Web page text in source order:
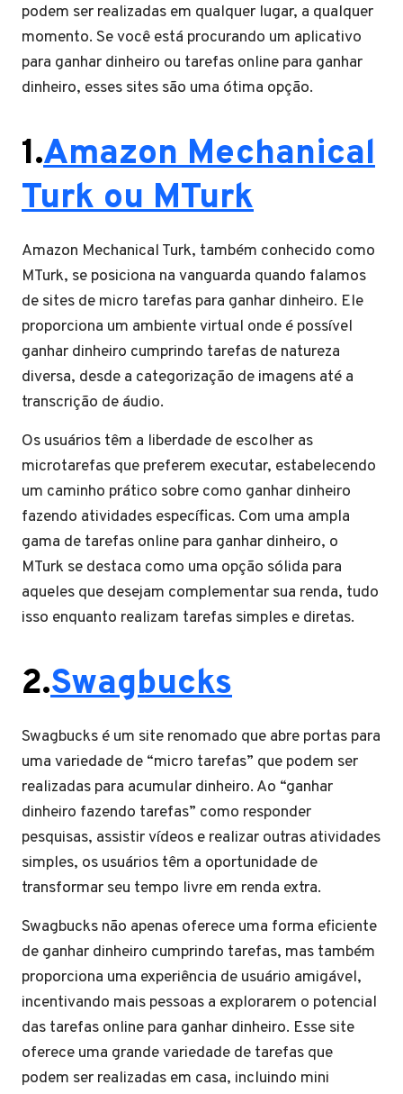
podem ser realizadas em qualquer lugar, a qualquer
momento. Se você está procurando um aplicativo
para ganhar dinheiro ou tarefas online para ganhar
dinheiro, esses sites são uma ótima opção.
1.Amazon Mechanical
Turk ou MTurk
Amazon Mechanical Turk, também conhecido como
MTurk, se posiciona na vanguarda quando falamos
de sites de micro tarefas para ganhar dinheiro. Ele
proporciona um ambiente virtual onde é possível
ganhar dinheiro cumprindo tarefas de natureza
diversa, desde a categorização de imagens até a
transcrição de áudio.
Os usuários têm a liberdade de escolher as
microtarefas que preferem executar, estabelecendo
um caminho prático sobre como ganhar dinheiro
fazendo atividades específicas. Com uma ampla
gama de tarefas online para ganhar dinheiro, o
MTurk se destaca como uma opção sólida para
aqueles que desejam complementar sua renda, tudo
isso enquanto realizam tarefas simples e diretas.
2.Swagbucks
Swagbucks é um site renomado que abre portas para
uma variedade de “micro tarefas” que podem ser
realizadas para acumular dinheiro. Ao “ganhar
dinheiro fazendo tarefas” como responder
pesquisas, assistir vídeos e realizar outras atividades
simples, os usuários têm a oportunidade de
transformar seu tempo livre em renda extra.
Swagbucks não apenas oferece uma forma eficiente
de ganhar dinheiro cumprindo tarefas, mas também
proporciona uma experiência de usuário amigável,
incentivando mais pessoas a explorarem o potencial
das tarefas online para ganhar dinheiro. Esse site
oferece uma grande variedade de tarefas que
podem ser realizadas em casa, incluindo mini